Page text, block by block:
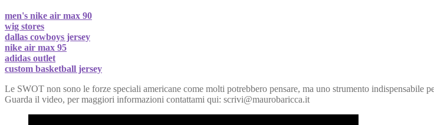
men's nike air max 90
wig stores
dallas cowboys jersey
nike air max 95
adidas outlet
custom basketball jersey
Le SWOT non sono le forze speciali americane come molti potrebbero pensare, ma uno strumento
Guarda il video, per maggiori informazioni contattami qui: scrivi@maurobaricca.it